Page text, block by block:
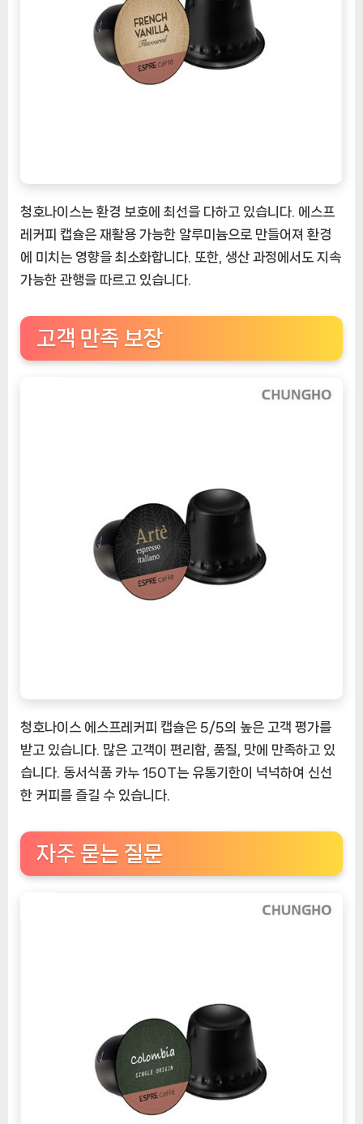
청호나이스는 환경 보호에 최선을 다하고 있습니다. 에스프
레커피 캡슐은 재활용 가능한 알루미늄으로 만들어져 환경
에 미치는 영향을 최소화합니다. 또한, 생산 과정에서도 지속
가능한 관행을 따르고 있습니다.
고객 만족 보장
청호나이스 에스프레커피 캡슐은 5/5의 높은 고객 평가를
받고 있습니다. 많은 고객이 편리함, 품질, 맛에 만족하고 있
습니다. 동서식품 카누 150T는 유통기한이 넉넉하여 신선
한 커피를 즐길 수 있습니다.
자주 묻는 질문